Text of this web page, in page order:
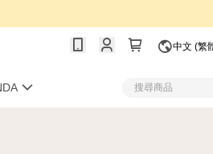
中文 (繁